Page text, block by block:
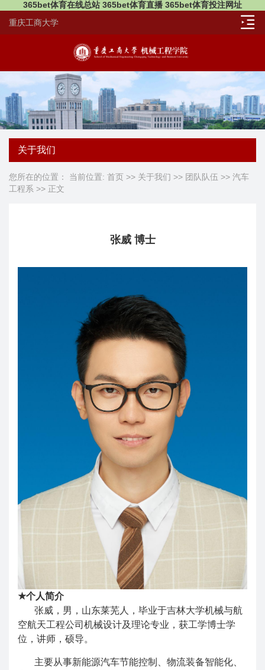
365bet体育在线总站 365bet体育直播 365bet体育投注网址
重庆工商大学
关于我们
您所在的位置： 当前位置: 首页 >> 关于我们 >> 团队队伍 >> 汽车
工程系 >> 正文
张威 博士
★个人简介
张威 ，男， 山东莱芜 人， 毕业于吉林大学机械与航
空航天工程公司机械设计及理论专业，获工学博士学
位，讲师，硕导。
主要从事新能源汽车节能控制、物流装备智能化、